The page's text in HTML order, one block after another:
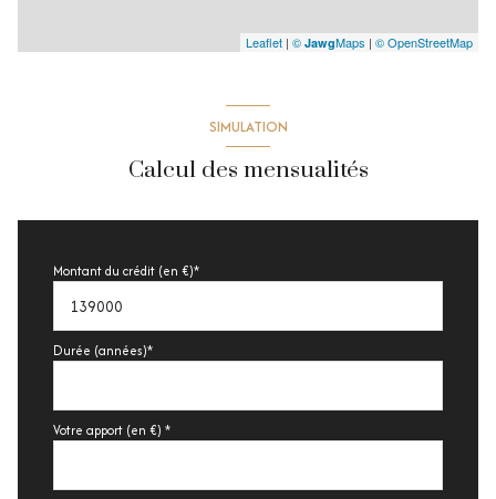
Leaflet | © JawgMaps | © OpenStreetMap
SIMULATION
Calcul des mensualités
Montant du crédit (en €)*
Durée (années)*
Votre apport (en €) *